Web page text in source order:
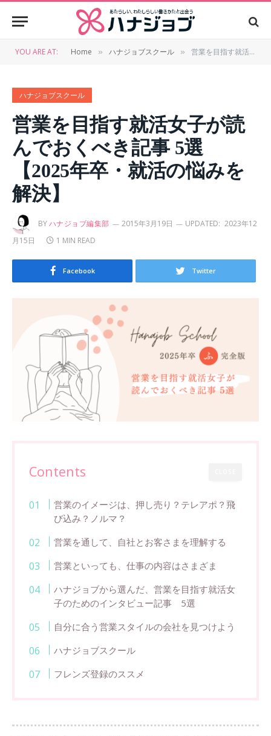
YOU ARE AT: Home » ハナジョブスクール » 営業を目指す就活女子が読んでおくべき記事 5選【2025年卒・就活の悩みを解決】
ハナジョブスクール
営業を目指す就活女子が読
んでおくべき記事 5選
【2025年卒・就活の悩みを
解決】
BYハナジョブ編集部 2015年3月19日 UPDATED: 2023年12
月15日
1 MIN READ
Facebook Twitter
Contents
営業のイメージは、押し売り？テレアポ？飛
び込み？ノルマ？
営業を通して、自社とお客さまを理解する
営業といっても、仕事の内容はさまざま
ハナジョブから選んだ、営業を目指す就活女
子のためのインタビュー記事 5選
自分に合う営業スタイルの会社を見つけよう
ハナジョブスクール
フレンズ登録のススメ